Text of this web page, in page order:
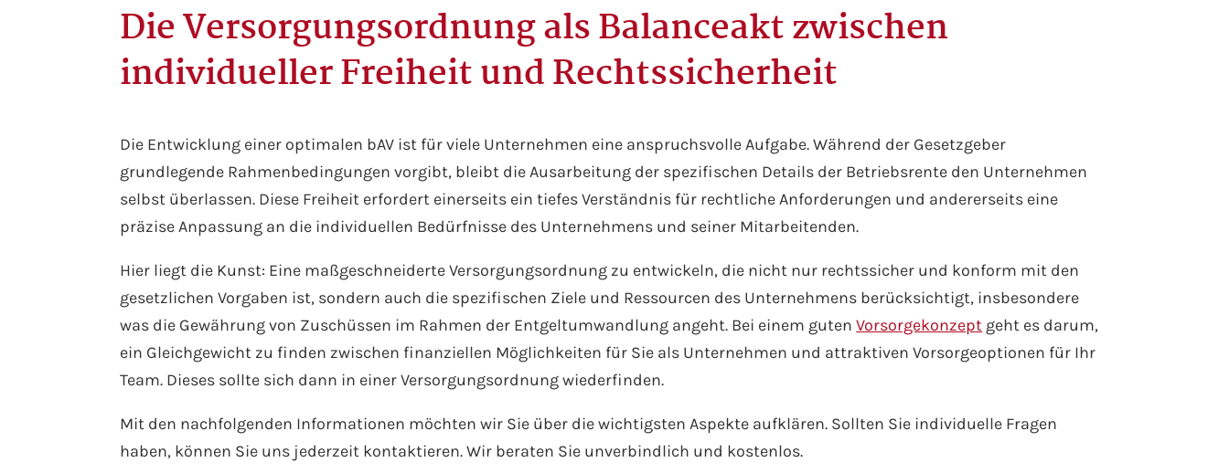
Die Versorgungsordnung als Balanceakt zwischen
individueller Freiheit und Rechtssicherheit
Die Entwicklung einer optimalen bAV ist für viele Unternehmen eine anspruchsvolle Aufgabe. Während der Gesetzgeber
grundlegende Rahmenbedingungen vorgibt, bleibt die Ausarbeitung der spezifischen Details der Betriebsrente den Unternehmen
selbst überlassen. Diese Freiheit erfordert einerseits ein tiefes Verständnis für rechtliche Anforderungen und andererseits eine
präzise Anpassung an die individuellen Bedürfnisse des Unternehmens und seiner Mitarbeitenden.
Hier liegt die Kunst: Eine maßgeschneiderte Versorgungsordnung zu entwickeln, die nicht nur rechtssicher und konform mit den
gesetzlichen Vorgaben ist, sondern auch die spezifischen Ziele und Ressourcen des Unternehmens berücksichtigt, insbesondere
was die Gewährung von Zuschüssen im Rahmen der Entgeltumwandlung angeht. Bei einem gutenVorsorgekonzept geht es darum,
ein Gleichgewicht zu finden zwischen finanziellen Möglichkeiten für Sie als Unternehmen und attraktiven Vorsorgeoptionen für Ihr
Team. Dieses sollte sich dann in einer Versorgungsordnung wiederfinden.
Mit den nachfolgenden Informationen möchten wir Sie über die wichtigsten Aspekte aufklären. Sollten Sie individuelle Fragen
haben, können Sie uns jederzeit kontaktieren. Wir beraten Sie unverbindlich und kostenlos.